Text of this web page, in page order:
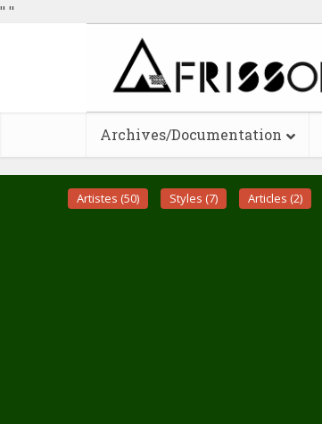
" "
Archives/Documentation
Artistes (50) Styles (7) Articles (2)